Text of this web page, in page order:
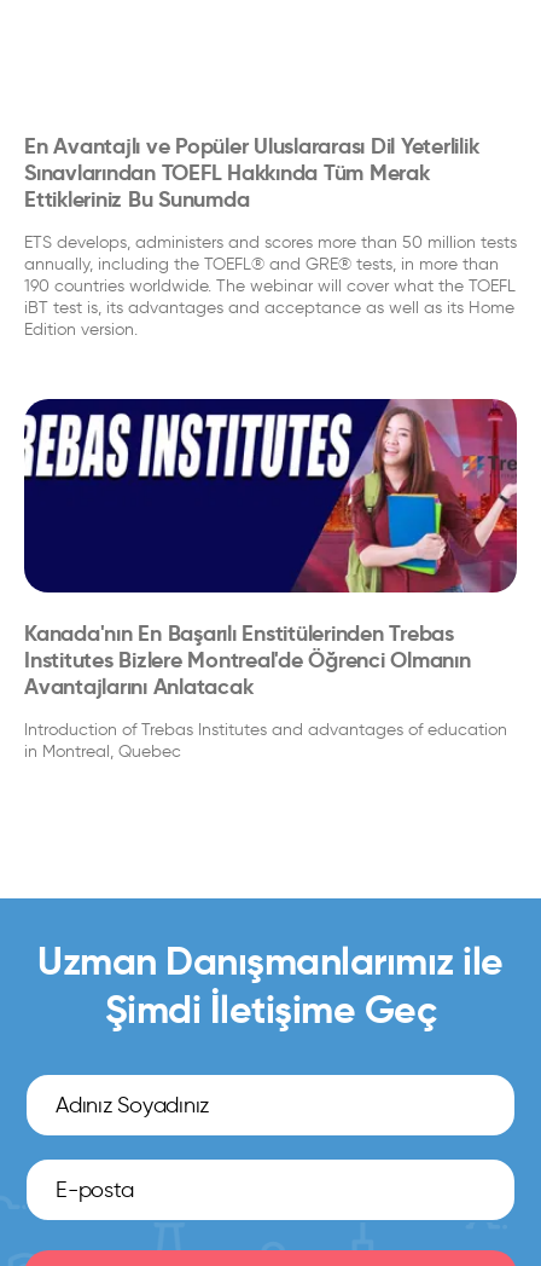
En Avantajlı ve Popüler Uluslararası Dil Yeterlilik
Sınavlarından TOEFL Hakkında Tüm Merak
Ettikleriniz Bu Sunumda
ETS develops, administers and scores more than 50 million tests
annually, including the TOEFL® and GRE® tests, in more than
190 countries worldwide. The webinar will cover what the TOEFL
iBT test is, its advantages and acceptance as well as its Home
Edition version.
Kanada'nın En Başarılı Enstitülerinden Trebas
Institutes Bizlere Montreal'de Öğrenci Olmanın
Avantajlarını Anlatacak
Introduction of Trebas Institutes and advantages of education
in Montreal, Quebec
Uzman Danışmanlarımız ile
Şimdi İletişime Geç